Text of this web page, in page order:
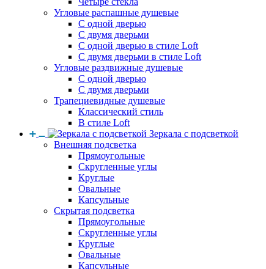
Угловые распашные душевые
С одной дверью
С двумя дверьми
С одной дверью в стиле Loft
С двумя дверьми в стиле Loft
Угловые раздвижные душевые
С одной дверью
С двумя дверьми
Трапециевидные душевые
Классический стиль
В стиле Loft
Зеркала с подсветкой
Внешняя подсветка
Прямоугольные
Скругленные углы
Круглые
Овальные
Капсульные
Скрытая подсветка
Прямоугольные
Скругленные углы
Круглые
Овальные
Капсульные